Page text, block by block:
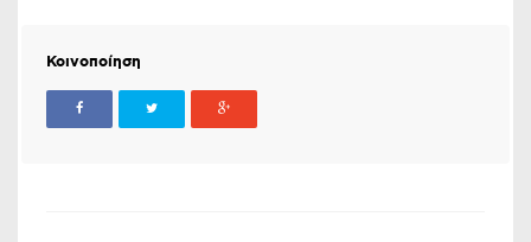
Κοινοποίηση